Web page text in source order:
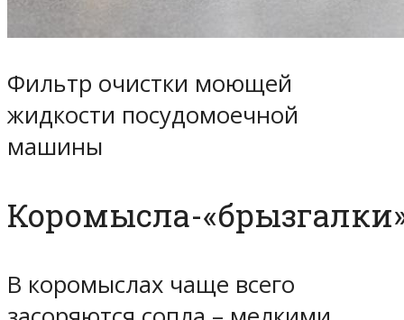
Фильтр очистки моющей
жидкости посудомоечной
машины
Коромысла-
В коромыслах чаще всего